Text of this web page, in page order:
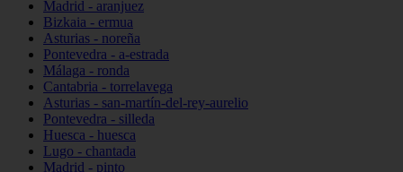
Madrid - aranjuez
Bizkaia - ermua
Asturias - noreña
Pontevedra - a-estrada
Málaga - ronda
Cantabria - torrelavega
Asturias - san-martín-del-rey-aurelio
Pontevedra - silleda
Huesca - huesca
Lugo - chantada
Madrid - pinto